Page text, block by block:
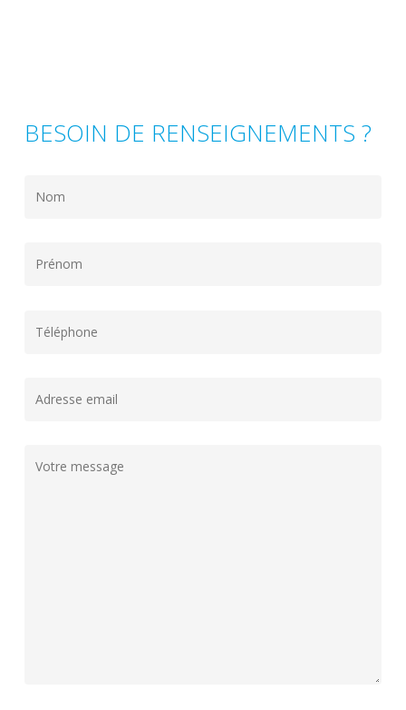
BESOIN DE RENSEIGNEMENTS ?